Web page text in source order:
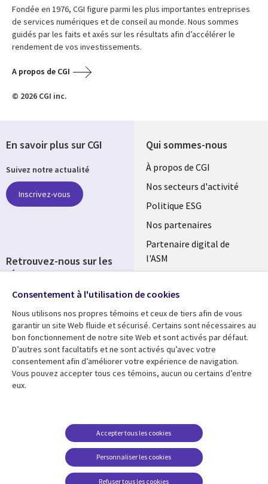
Fondée en 1976, CGI figure parmi les plus importantes entreprises
de services numériques et de conseil au monde. Nous sommes
guidés par les faits et axés sur les résultats afin d’accélérer le
rendement de vos investissements.
A propos de CGI
© 2026 CGI inc.
Qui sommes-nous
Useful
links
FRANCE
À propos de CGI
Nos secteurs d'activité
Politique ESG
Nos partenaires
Partenaire digital de
l'ASM
Fusions
Ressources
Library
Links
Articles
Blog
Support
Legal
Accessibilité
conditions juridiques
FAQ Carrières
Centre de gestion des
témoins
En savoir plus sur CGI
Suivez notre actualité
Inscrivez-vous
Retrouvez-nous sur les
réseaux
Social
Media
FRANCE
Consentement à l'utilisation de cookies
Nous utilisons nos propres témoins et ceux de tiers afin de vous
garantir un site Web fluide et sécurisé. Certains sont nécessaires au
bon fonctionnement de notre site Web et sont activés par défaut.
D’autres sont facultatifs et ne sont activés qu’avec votre
consentement afin d’améliorer votre expérience de navigation.
Vous pouvez accepter tous ces témoins, aucun ou certains d’entre
eux.
Personnaliser les cookies
Accepter tous les cookies
Refuser tous les cookies